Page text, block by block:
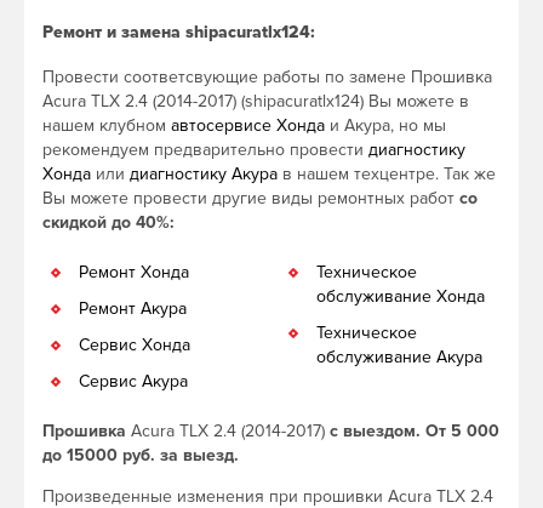
Ремонт и замена shipacuratlx124:
Провести соответсвующие работы по замене Прошивка
Acura TLX 2.4 (2014-2017) (shipacuratlx124) Вы можете в
нашем клубном автосервисе Хонда и Акура, но мы
рекомендуем предварительно провести диагностику
Хонда или диагностику Акура в нашем техцентре. Так же
Вы можете провести другие виды ремонтных работ со
скидкой до 40%:
Ремонт Хонда
Ремонт Акура
Сервис Хонда
Сервис Акура
Техническое
обслуживание Хонда
Техническое
обслуживание Акура
Прошивка Acura TLX 2.4 (2014-2017) с выездом. От 5 000
до 15000 руб. за выезд.
Произведенные изменения при прошивки Acura TLX 2.4